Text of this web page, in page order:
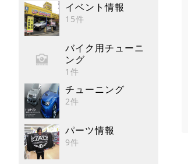
イベント情報
15件
バイク用チューニ
ング
1件
チューニング
2件
パーツ情報
9件